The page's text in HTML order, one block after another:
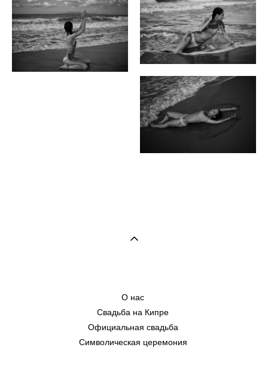
О нас
Свадьба на Кипре
Официальная свадьба
Символическая церемония